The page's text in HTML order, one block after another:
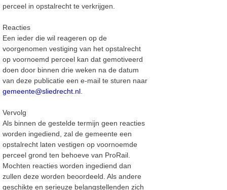
perceel in opstalrecht te verkrijgen.
Reacties
Een ieder die wil reageren op de
voorgenomen vestiging van het opstalrecht
op voornoemd perceel kan dat gemotiveerd
doen door binnen drie weken na de datum
van deze publicatie een e-mail te sturen naar
gemeente@sliedrecht.nl
Vervolg
Als binnen de gestelde termijn geen reacties
worden ingediend, zal de gemeente een
opstalrecht laten vestigen op voornoemde
perceel grond ten behoeve van ProRail.
Mochten reacties worden ingediend dan
zullen deze worden beoordeeld. Als andere
geschikte en serieuze belangstellenden zich